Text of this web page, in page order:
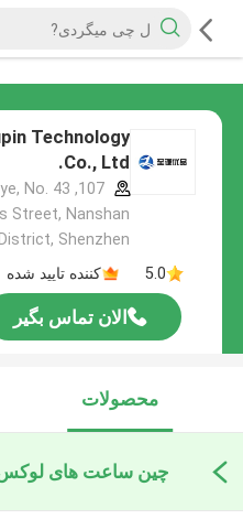
Technology
Co., Ltd.
No. 43
Street, Nanshan
District, Shenzhen,چین
5.0
کننده تایید شده
الان تماس بگیر
محصولات
چین ساعت های